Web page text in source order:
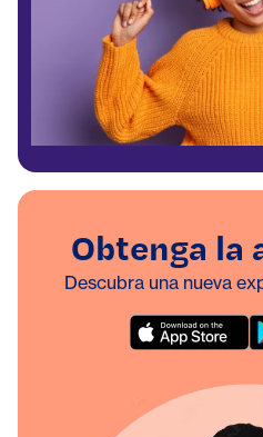
Obtenga la
Descubra una nueva